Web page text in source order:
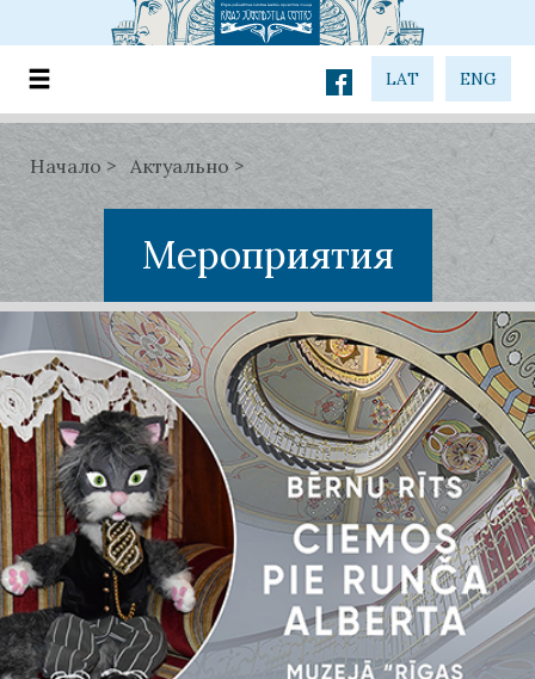
LAT ENG
Начало Актуально
Мероприятия